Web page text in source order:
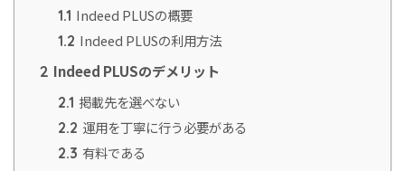
1.1 Indeed PLUSの概要
1.2 Indeed PLUSの利用方法
2 Indeed PLUSのデメリット
2.1 掲載先を選べない
2.2 運用を丁寧に行う必要がある
2.3 有料である